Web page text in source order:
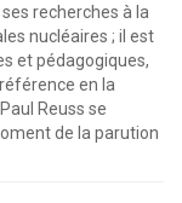
recherches à la
nucléaires ; il est
et pédagogiques,
en la
Reuss se
de la parution